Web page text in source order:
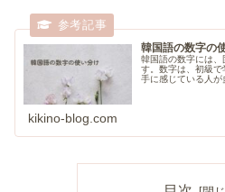
韓国語の数字の
韓国語の数字には、
す。数字は、初級
手に感じている人が
kikino-blog.com